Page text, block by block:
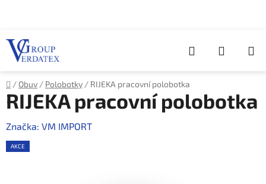
Hledat
KOŠÍK
Domů
/ Obuv / Polobotky / RIJEKA pracovní polobotka
RIJEKA pracovní polobotka
Značka: VM IMPORT
AKCE